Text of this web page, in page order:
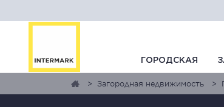
ГОРОДСКАЯ
Загородная недвижимость